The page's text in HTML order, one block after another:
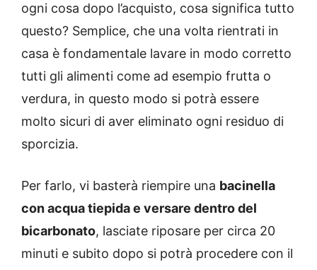
ogni cosa dopo l’acquisto, cosa significa tutto
questo? Semplice, che una volta rientrati in
casa è fondamentale lavare in modo corretto
tutti gli alimenti come ad esempio frutta o
verdura, in questo modo si potrà essere
molto sicuri di aver eliminato ogni residuo di
sporcizia.
Per farlo, vi basterà riempire una bacinella
con acqua tiepida e versare dentro del
bicarbonato, lasciate riposare per circa 20
minuti e subito dopo si potrà procedere con il